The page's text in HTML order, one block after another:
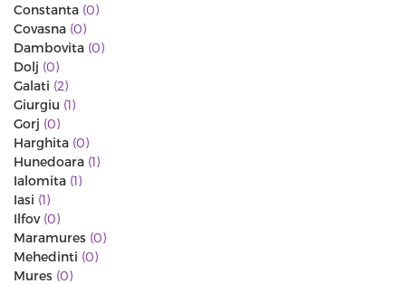
Constanta (0)
Covasna (0)
Dambovita (0)
Dolj (0)
Galati (2)
Giurgiu (1)
Gorj (0)
Harghita (0)
Hunedoara (1)
Ialomita (1)
Iasi (1)
Ilfov (0)
Maramures (0)
Mehedinti (0)
Mures (0)